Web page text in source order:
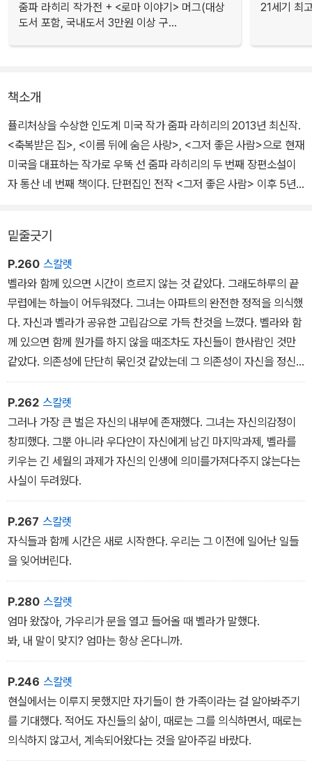
줌파 라히리 작가전 + <로마 이야기> 머그(대상
도서 포함, 국내도서 3만원 이상 구...
21세기 최
책소개
퓰리처상을 수상한 인도계 미국 작가 줌파 라히리의 2013년 최신작.
<축복받은 집>, <이름 뒤에 숨은 사랑>, <그저 좋은 사람>으로 현재
미국을 대표하는 작가로 우뚝 선 줌파 라히리의 두 번째 장편소설이
자 통산 네 번째 책이다. 단편집인 전작 <그저 좋은 사람> 이후 5년
정식 출간되기 전부터 사전 검토용 원고만으로 이미 미국 출판계의
권위 소식지인 「버즈북」을 통해 "2013년 최고의 소설"이라는 검증을
받았고, 퓰리처상에 버금가는 미국 최고 문학상인 내셔널북어워드 최
종심과 영미권 최고의 공신력을 자랑하는 맨부커상 최종심에 각각 오
르며 화제를 모았다. 출간 당시 초판 35만 부를 발행하는 기염을 토
했고, 「뉴욕타임스」, 「오프라매거진, O」, 「뉴스위크」, 「뉴욕리뷰오브
북스」 등 유수 언론과 대중의 극찬을 받았다.
서로 다른 성격, 서로 다른 선택으로 판이한 삶을 살아가는 두 형제와
가족의 70여 년간의 일대기다. 부조리와 사상과 혁명으로 어지러운
인도와 제3국 미국이 배경인 이 작품은, 누군가의 자식이자 형제이자
남편인 한 사람의 죽음 때문에 남은 가족이 어떤 상실감을 겪어나가
는지, 거기서 어떤 선택이 비롯하며 어떤 인생행로가 뒤따르는지 세
지난 작품들에서 개인의 문화적 배경과 인간관계를 인종과 국적을 넘
어 보편적 문법으로 파고든 작가답게, 줌파 라히리는 인도의 현대사
그 인간적 정서를 정교하고 섬세하게 더듬는다.
밑줄긋기
P.260 스칼렛
벨라와 함께 있으면 시간이 흐르지 않는 것 같았다. 그래도하루의 끝
무렵에는 하늘이 어두워졌다. 그녀는 아파트의 완전한 정적을 의식했
다. 자신과 벨라가 공유한 고립감으로 가득 찬것을 느꼈다. 벨라와 함
께 있으면 함께 뭔가를 하지 않을 때조차도 자신들이 한사람인 것만
같았다. 의존성에 단단히 묶인것 같았는데 그 의존성이 자신을 정신
적으로, 육체적으로 속박했다. 때로는 너무 얽혀 있고 동시에 너무 외
롭다는 느낌이 들어 공포스러웠다.
평일에는 버스 정류장에서 벨라를 만나 집으로 데려오자마자 곧장 부
엌으로 가서 방치해둔 아침 식사 그릇들을 설거지했다. 그런 다음 저
녁을 준비하기 시작했다. 쌀을 식사량에 알맞게 덜어내서 조리대에
놓인 냄비에 넣고 물을 부었다. 양파와감자 껍질을 까고 렌즈콩에서
이물질을 추려내고 나서 또 하루의 저녁 식사를 준비했으며, 그러고
나면 벨라에게 밥을 먹였다.
가우리는 상대적으로 어렵지 않은 이런 집안일이 왜 그리도 가혹하게
느껴지는지 도무지 이해할 수 없었다. 일을 끝내고 나면 왜 그들이 자
P.262 스칼렛
그러나 가장 큰 벌은 자신의 내부에 존재했다. 그녀는 자신의감정이
창피했다. 그뿐 아니라 우다얀이 자신에게 남긴 마지막과제, 벨라를
키우는 긴 세월의 과제가 자신의 인생에 의미를가져다주지 않는다는
사실이 두려웠다.
P.267 스칼렛
자식들과 함께 시간은 새로 시작한다. 우리는 그 이전에 일어난 일들
을 잊어버린다.
P.280 스칼렛
엄마 왔잖아, 가우리가 문을 열고 들어올 때 벨라가 말했다.
봐, 내 말이 맞지? 엄마는 항상 온다니까.
P.246 스칼렛
현실에서는 이루지 못했지만 자기들이 한 가족이라는 걸 알아봐주기
를 기대했다. 적어도 자신들의 삶이, 때로는 그를 의식하면서, 때로는
의식하지 않고서, 계속되어왔다는 것을 알아주길 바랐다.